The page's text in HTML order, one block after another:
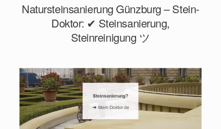
Natursteinsanierung Günzburg – Stein-
Doktor: ✔ Steinsanierung,
Steinreinigung ツ